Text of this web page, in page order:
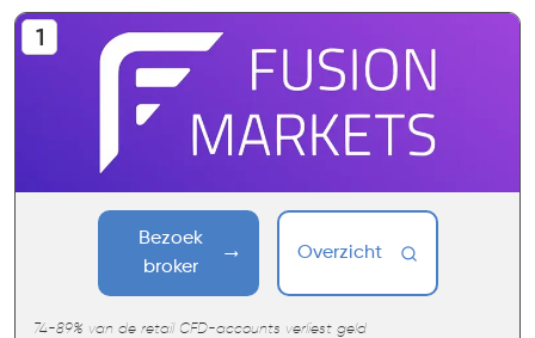
Bezoek
broker
Overzicht
74-89% van de retail CFD-accounts verliest geld